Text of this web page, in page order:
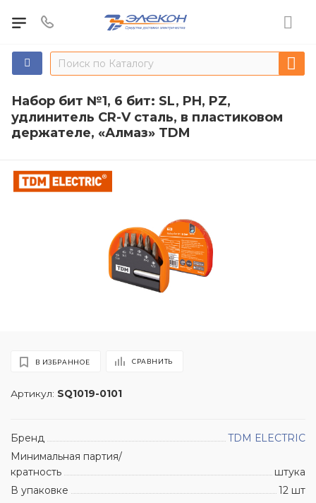
Набор бит №1, 6 бит: SL, PH, PZ,
удлинитель CR-V сталь, в пластиковом
держателе, «Алмаз» TDM
Артикул: SQ1019-0101
В ИЗБРАННОЕ СРАВНИТЬ
Бренд
TDM ЕLECTRIC
Минимальная партия/
кратность
штука
В упаковке
12 шт